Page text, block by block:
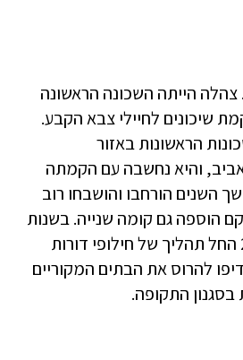
צהלה נוסדה ב-1951. צהלה הייתה השכונה הראשונה
שיכונים לחיילי צבא הקבע.
הראשונות באזור
והיא נחשבה עם הקמתה
השנים הורחבו והושבחו רוב
הוספה גם קומה שנייה. בשנות
ה-90 של המאה ה-20 החל תהליך של חילופי דורות
להרוס את הבתים המקוריים
בסגנון התקופה.